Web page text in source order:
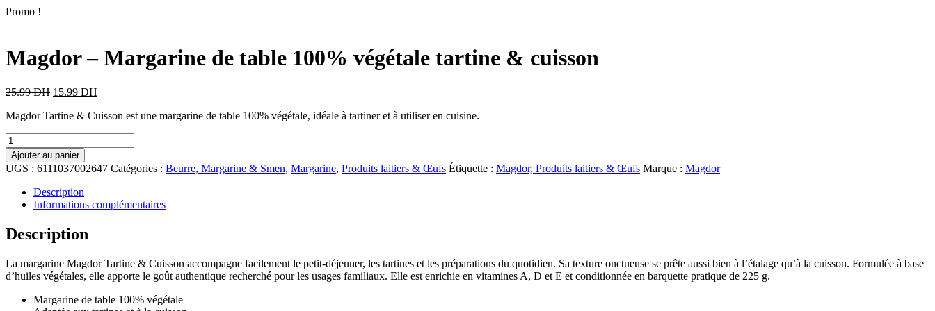
Promo !
Magdor – Margarine de table 100% végétale tartine & cuisson
25.99DH 15.99 DH
Magdor Tartine & Cuisson est une margarine de table 100% végétale, idéale à tartiner et à utiliser en cuisine.
Ajouter au panier
UGS : 6111037002647 Catégories : Beurre, Margarine & Smen, Margarine, Produits laitiers & Œufs Étiquette : Magdor, Produits laitiers & Œufs Marque : Magdor
Description
Informations complémentaires
Description
La margarine Magdor Tartine & Cuisson accompagne facilement le petit-déjeuner, les tartines et les préparations du quotidien. Sa texture onctueuse se prête aussi bien à l’étalage qu’à la cuisson. Formulée à base
d’huiles végétales, elle apporte le goût authentique recherché pour les usages familiaux. Elle est enrichie en vitamines A, D et E et conditionnée en barquette pratique de 225 g.
Margarine de table 100% végétale